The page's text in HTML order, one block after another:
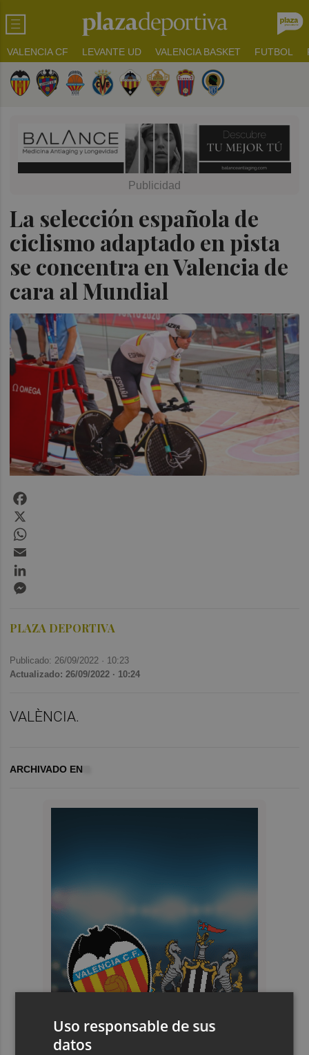
VALENCIA CF LEVANTE UD VALENCIA BASKET FUTBOL
La selección española de
ciclismo adaptado en pista
se concentra en Valencia de
cara al Mundial
PLAZA DEPORTIVA
Publicado: 26/09/2022 · 10:23
Actualizado: 26/09/2022 · 10:24
VALÈNCIA.
ARCHIVADO EN
Uso responsable de sus
datos